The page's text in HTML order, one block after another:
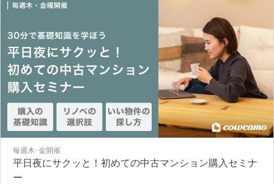
毎週木･金開催
平日夜にサクッと！初めての中古マンション購入セミナ
ー